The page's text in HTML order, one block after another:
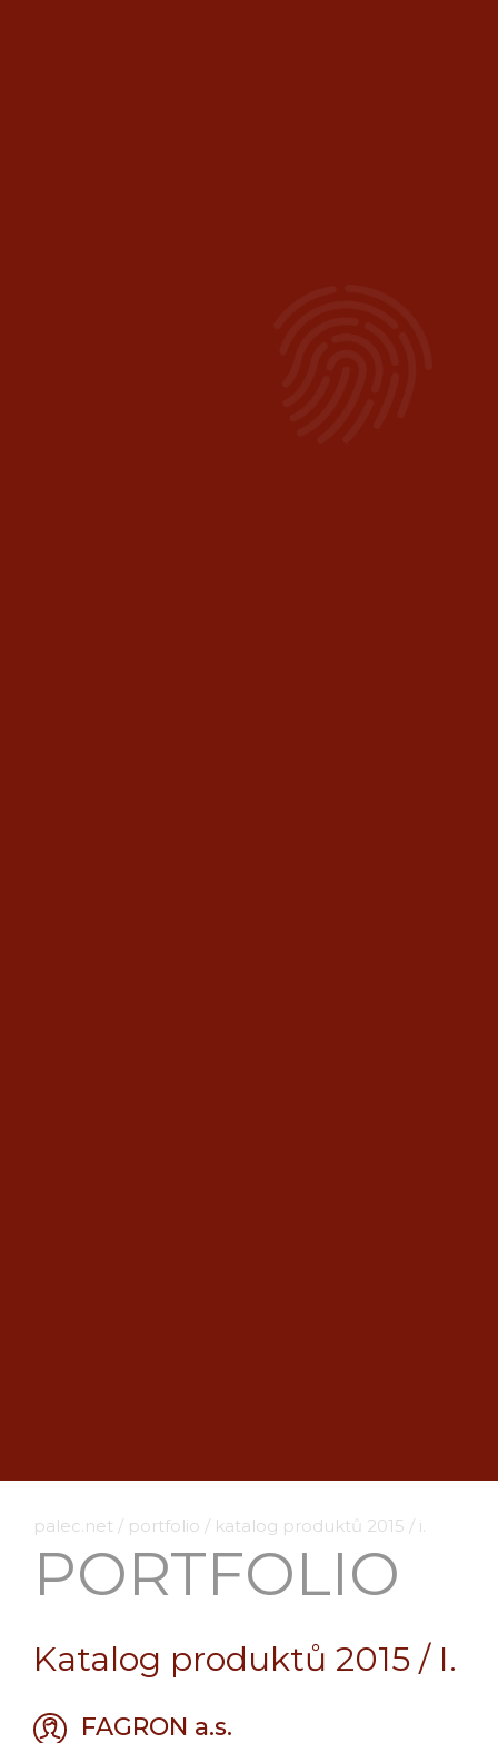
palec.net / portfolio / katalog produktů 2015 / i.
PORTFOLIO
Katalog produktů 2015 / I.
FAGRON a.s.